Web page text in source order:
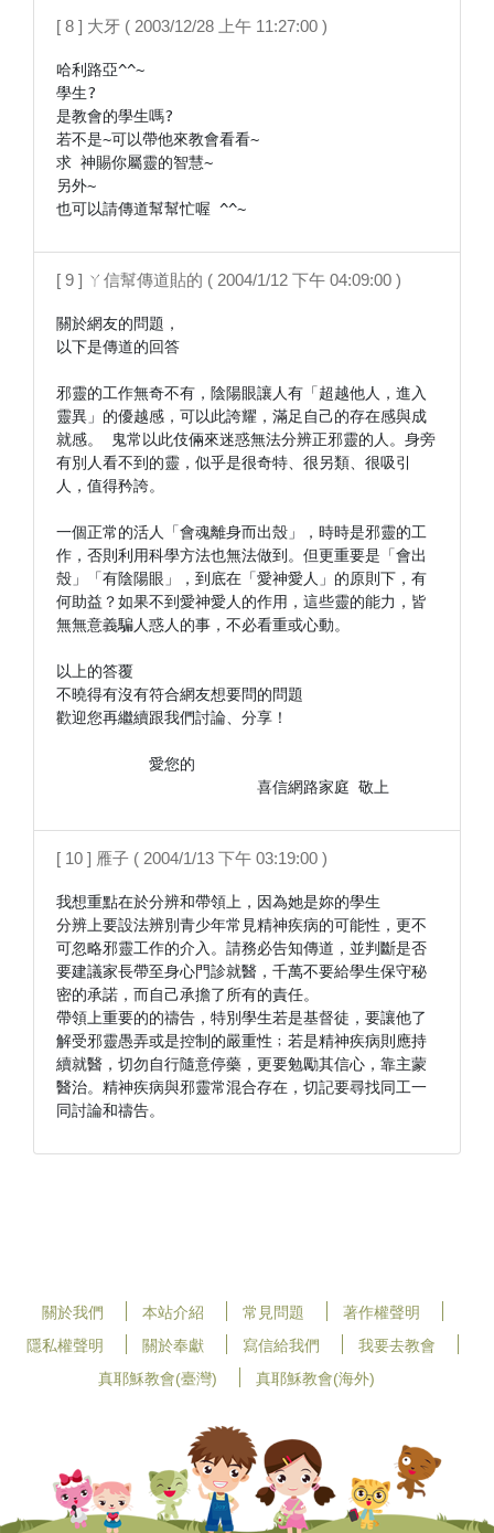
[ 8 ] 大牙 ( 2003/12/28 上午 11:27:00 )
哈利路亞^^~
學生?
是教會的學生嗎?
若不是~可以帶他來教會看看~
求 神賜你屬靈的智慧~
另外~
也可以請傳道幫幫忙喔 ^^~
[ 9 ] ㄚ信幫傳道貼的 ( 2004/1/12 下午 04:09:00 )
關於網友的問題，
以下是傳道的回答
邪靈的工作無奇不有，陰陽眼讓人有「超越他人，進入
靈異」的優越感，可以此誇耀，滿足自己的存在感與成
就感。 鬼常以此伎倆來迷惑無法分辨正邪靈的人。身旁
有別人看不到的靈，似乎是很奇特、很另類、很吸引
人，值得矜誇。
一個正常的活人「會魂離身而出殼」，時時是邪靈的工
作，否則利用科學方法也無法做到。但更重要是「會出
殼」「有陰陽眼」，到底在「愛神愛人」的原則下，有
何助益？如果不到愛神愛人的作用，這些靈的能力，皆
無無意義騙人惑人的事，不必看重或心動。
以上的答覆
不曉得有沒有符合網友想要問的問題
歡迎您再繼續跟我們討論、分享！
愛您的
喜信網路家庭 敬上
[ 10 ] 雁子 ( 2004/1/13 下午 03:19:00 )
我想重點在於分辨和帶領上，因為她是妳的學生
分辨上要設法辨別青少年常見精神疾病的可能性，更不
可忽略邪靈工作的介入。請務必告知傳道，並判斷是否
要建議家長帶至身心門診就醫，千萬不要給學生保守秘
密的承諾，而自己承擔了所有的責任。
帶領上重要的的禱告，特別學生若是基督徒，要讓他了
解受邪靈愚弄或是控制的嚴重性﹔若是精神疾病則應持
續就醫，切勿自行隨意停藥，更要勉勵其信心，靠主蒙
醫治。精神疾病與邪靈常混合存在，切記要尋找同工一
同討論和禱告。
關於我們 本站介紹 常見問題
著作權聲明
隱私權聲明
關於奉獻 寫信給我們
我要去教會
真耶穌教會(臺灣)
真耶穌教會(海外)